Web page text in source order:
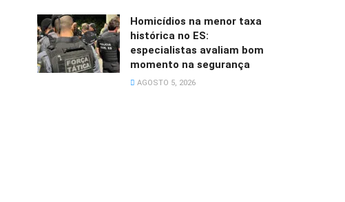
Homicídios na menor taxa
histórica no ES:
especialistas avaliam bom
momento na segurança
AGOSTO 5, 2026